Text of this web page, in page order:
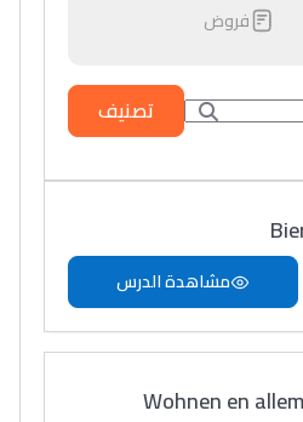
فروض
تصنيف
مشاهدة الدرس
Wohnen en